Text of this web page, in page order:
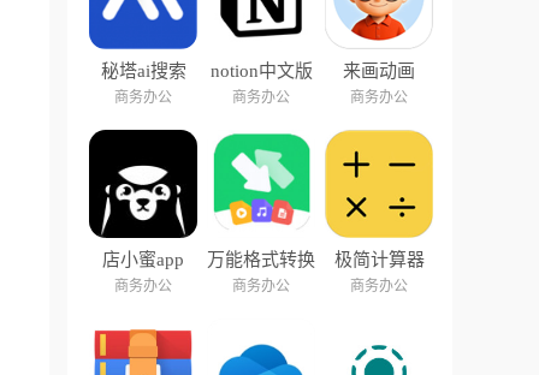
秘塔ai搜索
商务办公
notion中文版
商务办公
来画动画
商务办公
店小蜜app
商务办公
万能格式转换
器
商务办公
极简计算器
商务办公